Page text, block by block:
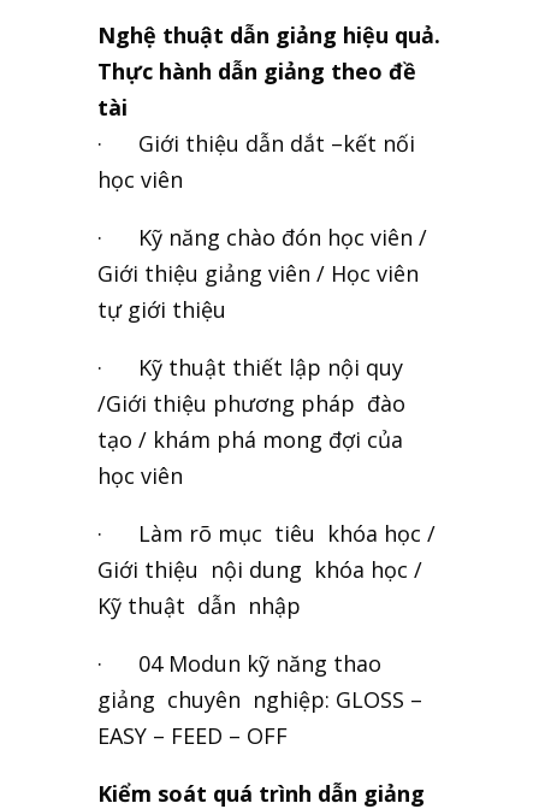
Nghệ thuật dẫn giảng hiệu quả.
Thực hành dẫn giảng theo đề
tài
· Giới thiệu dẫn dắt –kết nối
học viên
· Kỹ năng chào đón học viên /
Giới thiệu giảng viên / Học viên
tự giới thiệu
· Kỹ thuật thiết lập nội quy
/Giới thiệu phương pháp đào
tạo / khám phá mong đợi của
học viên
· Làm rõ mục tiêu khóa học /
Giới thiệu nội dung khóa học /
Kỹ thuật dẫn nhập
· 04 Modun kỹ năng thao
giảng chuyên nghiệp: GLOSS –
EASY – FEED – OFF
Kiểm soát quá trình dẫn giảng